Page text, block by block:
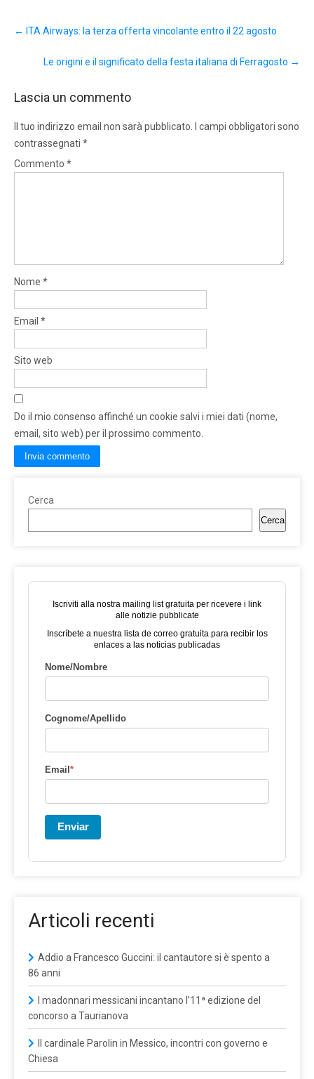
navigation
← ITA Airways: la terza offerta vincolante entro il 22 agosto
Le origini e il significato della festa italiana di Ferragosto →
Lascia un commento
Il tuo indirizzo email non sarà pubblicato.
I campi obbligatori sono
contrassegnati *
Commento *
Nome *
Email *
Sito web
Do il mio consenso affinché un cookie salvi i miei dati (nome,
email, sito web) per il prossimo commento.
Cerca
Cerca
Iscriviti alla nostra mailing list gratuita per ricevere i link
alle notizie pubblicate
Inscríbete a nuestra lista de correo gratuita para recibir los
enlaces a las noticias publicadas
Nome/Nombre
Cognome/Apellido
Email*
Enviar
Articoli recenti
Addio a Francesco Guccini: il cantautore si è spento a
86 anni
I madonnari messicani incantano l’11ª edizione del
concorso a Taurianova
Il cardinale Parolin in Messico, incontri con governo e
Chiesa